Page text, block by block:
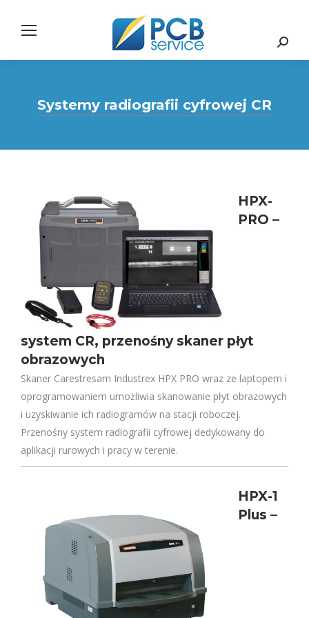
Search:
Systemy radiografii cyfrowej CR
HPX-
PRO –
system CR, przenośny skaner płyt
obrazowych
Skaner Carestresam Industrex HPX PRO wraz ze laptopem i
oprogramowaniem umożliwia skanowanie płyt obrazowych
i uzyskiwanie ich radiogramów na stacji roboczej.
Przenośny system radiografii cyfrowej dedykowany do
aplikacji rurowych i pracy w terenie.
HPX-1
Plus –